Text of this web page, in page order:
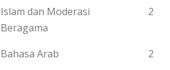
Islam dan Moderasi
Beragama
2
Bahasa Arab
2